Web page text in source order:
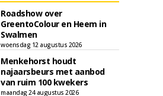
Roadshow over
GreentoColour en Heem in
Swalmen
woensdag 12 augustus 2026
Menkehorst houdt
najaarsbeurs met aanbod
van ruim 100 kwekers
maandag 24 augustus 2026